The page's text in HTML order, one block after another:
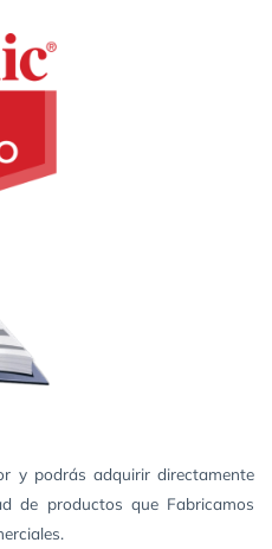
y podrás adquirir directamente
de productos que Fabricamos